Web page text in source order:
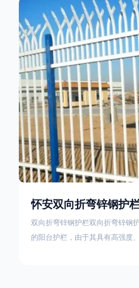
护栏产品的表面设计较为圆滑
栏产品的伤害值。在安装前，土
了的基础
怀安双向折弯锌钢护
双向折弯锌钢护栏双向折弯锌钢
的阳台护栏，由于其具有高强度